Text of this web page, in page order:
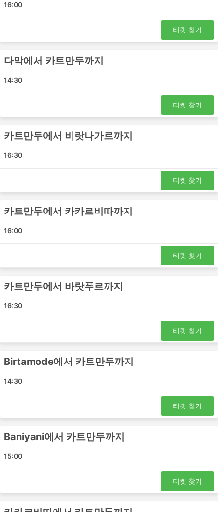
다마크
Har Har Mahadev 버스는 여러 노선을 운행하며 가장 인기
있는 노선 목록은 다음과 같습니다.
카트만두 - Birtamode
Har Har Mahadev 티켓 가격 및 좌석 등급
버스 여행의 가장 좋은 점 중 하나는 프라이버시와 편안함에
입니다. 가장 저렴한 여행은 일반적으로 표준 클래스 버스로
제공됩니다. 로컬, 익스프레스 또는 일반 버스라고 할 수 있
있는 버스 또는 VIP 버스는 장거리 및 야간 여행 모두에 적
합합니다. 침대나 넓고 푹신한 등받이가 있는 좌석이 제공되
며 때로는 빌트인 마사지 옵션, 담요, 음료 및 간식이 제공되
사가 제공됩니다. 야간 버스로 여행하면 호텔비를 절약할 수
있지만 가장 편안한 승차를 위해 버스 등급을 현명하게 선택
다. 일부 단거리 여행의 경우, 일반 버스로 여행하는 데 소요
되는 시간을 두 배로 절약할 수 있으므로 추가 비용을 투자
하고 VIP 버스 좌석을 구입하는 것이 좋습니다.
버스 여행 장점
16:00
티켓 찾기
다막에서 카트만두까지
14:30
티켓 찾기
카트만두에서 비랏나가르까지
16:30
티켓 찾기
카트만두에서 카카르비따까지
16:00
티켓 찾기
카트만두에서 바랏푸르까지
16:30
티켓 찾기
Birtamode에서 카트만두까지
14:30
티켓 찾기
Baniyani에서 카트만두까지
15:00
티켓 찾기